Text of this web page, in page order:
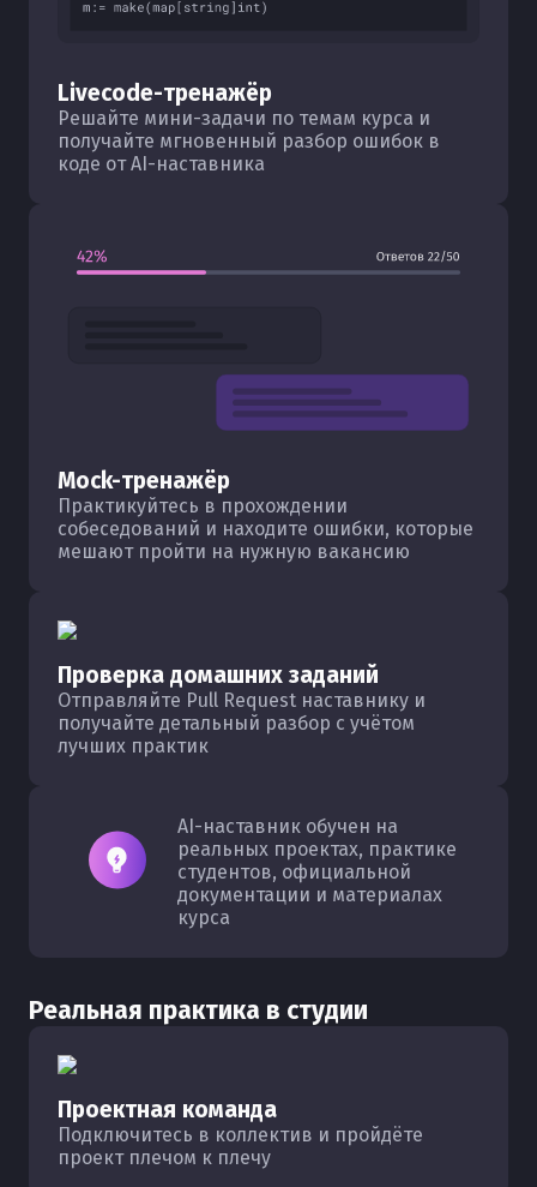
Livecode-тренажёр
Решайте мини-задачи по темам курса и
получайте мгновенный разбор ошибок в
коде от AI-наставника
Mock-тренажёр
Практикуйтесь в прохождении
собеседований и находите ошибки, которые
мешают пройти на нужную вакансию
Проверка домашних заданий
Отправляйте Pull Request наставнику и
получайте детальный разбор с учётом
лучших практик
AI-наставник обучен на
реальных проектах, практике
студентов, официальной
документации и материалах
курса
Реальная практика в студии
Проектная команда
Подключитесь в коллектив и пройдёте
проект плечом к плечу